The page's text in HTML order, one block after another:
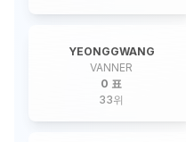
YEONGGWANG
VANNER
0 표
33위